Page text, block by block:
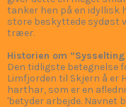
sider begynder. For at
udstyret med pultkviste,
kalket hvide. Samtidig er
overgangen mellem det
giver dette en meget
tanker hen på en idyllisk
store beskyttede sydøst
træer.